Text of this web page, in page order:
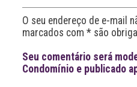
O seu endereço de e-mail
marcados com * são
Seu comentário será
Condomínio e publicado